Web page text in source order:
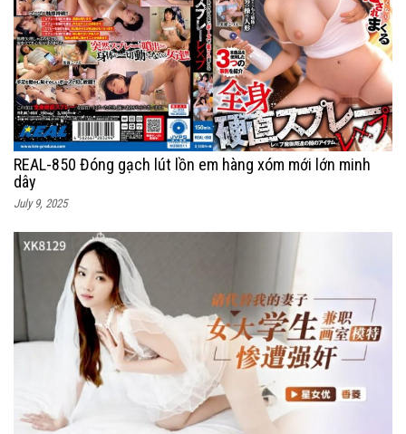
REAL-850 Đóng gạch lút lồn em hàng xóm mới lớn minh
dây
July 9, 2025